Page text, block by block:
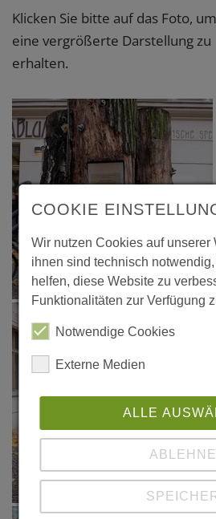
Klicken Sie bitte auf das Foto, um
eine vergrößerte Darstellung zu
erhalten.
COOKIE
Wir nutzen Cookies auf unserer
ihnen sind technisch
helfen, diese Website zu
Funktionalitäten zur Verfügung
Notwendige Cookies
Externe Medien
ALLE